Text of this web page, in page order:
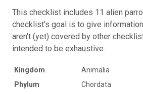
This checklist includes 11 alien
checklist's goal is to give
aren't (yet) covered by other
intended to be exhaustive.
Kingdom
Animalia
Phylum
Chordata